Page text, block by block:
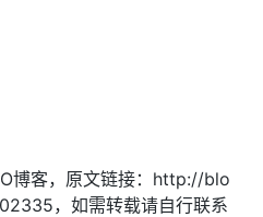
博客，原文链接：http://blo
，如需转载请自行联系